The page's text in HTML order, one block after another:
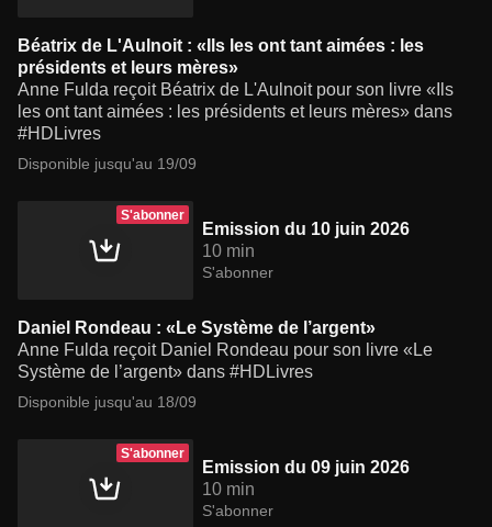
Béatrix de L'Aulnoit : «Ils les ont tant aimées : les
présidents et leurs mères»
Anne Fulda reçoit Béatrix de L'Aulnoit pour son livre «Ils
les ont tant aimées : les présidents et leurs mères» dans
#HDLivres
Disponible jusqu'au 19/09
S'abonner
Emission du 10 juin 2026
10 min
S'abonner
Daniel Rondeau : «Le Système de l’argent»
Anne Fulda reçoit Daniel Rondeau pour son livre «Le
Système de l’argent» dans #HDLivres
Disponible jusqu'au 18/09
S'abonner
Emission du 09 juin 2026
10 min
S'abonner